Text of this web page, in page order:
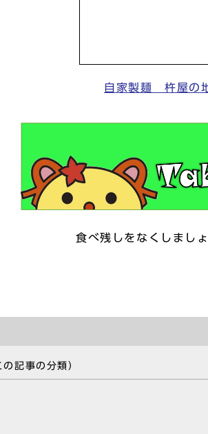
自家製麺 杵屋の
なくしましょう
の記事の分類）